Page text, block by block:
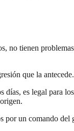
no tienen
que la antecede.
es legal para
un comando